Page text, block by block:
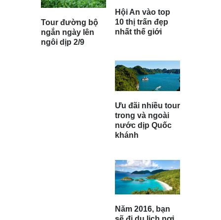
Tour đường bộ
ngắn ngày lên
ngôi dịp 2/9
Hội An vào top
10 thị trấn đẹp
nhất thế giới
Ưu đãi nhiều tour
trong và ngoài
nước dịp Quốc
khánh
Năm 2016, bạn